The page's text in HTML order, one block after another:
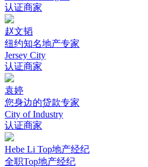
认证商家
赵文韬
纽约知名地产专家
Jersey City
认证商家
袁婷
您身边的贷款专家
City of Industry
认证商家
Hebe Li Top地产经纪
全职Top地产经纪